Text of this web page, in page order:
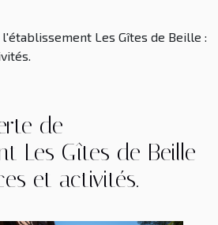
Les Gîtes de Beille :
de
Les Gîtes de Beille
et activités.